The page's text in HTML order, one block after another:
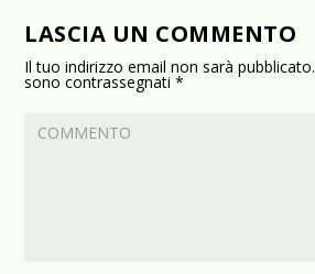
LASCIA UN COMMENTO
Il tuo indirizzo email non sarà pubblicato.
sono contrassegnati*